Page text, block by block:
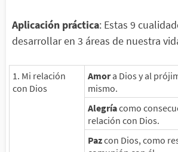
Aplicación práctica: Estas 9
desarrollar en 3 áreas de nuestra
1. Mi relación
con Dios
Amora Dios y al
mismo.
Alegríacomo
relación con Dios.
Pazcon Dios, como